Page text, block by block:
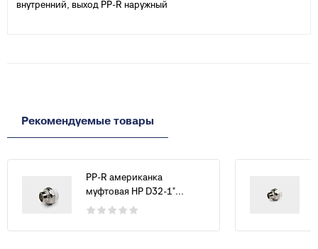
внутренний, выход PP-R наружный
Рекомендуемые товары
PP-R американка
муфтовая НР D32-1"...